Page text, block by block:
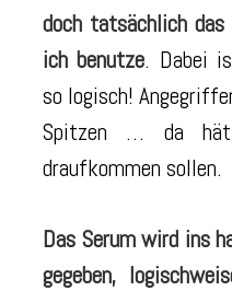
doch tatsächlich
ich benutze. Dabei
so logisch!
Spitzen … da
draufkommen sollen.
Das Serum wird ins
gegeben,